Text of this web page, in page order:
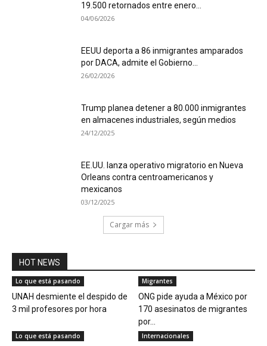
19.500 retornados entre enero...
04/06/2026
EEUU deporta a 86 inmigrantes amparados
por DACA, admite el Gobierno...
26/02/2026
Trump planea detener a 80.000 inmigrantes
en almacenes industriales, según medios
24/12/2025
EE.UU. lanza operativo migratorio en Nueva
Orleans contra centroamericanos y
mexicanos
03/12/2025
Cargar más
HOT NEWS
Lo que está pasando
UNAH desmiente el despido de
3 mil profesores por hora
Migrantes
ONG pide ayuda a México por
170 asesinatos de migrantes
por...
Lo que está pasando Internacionales